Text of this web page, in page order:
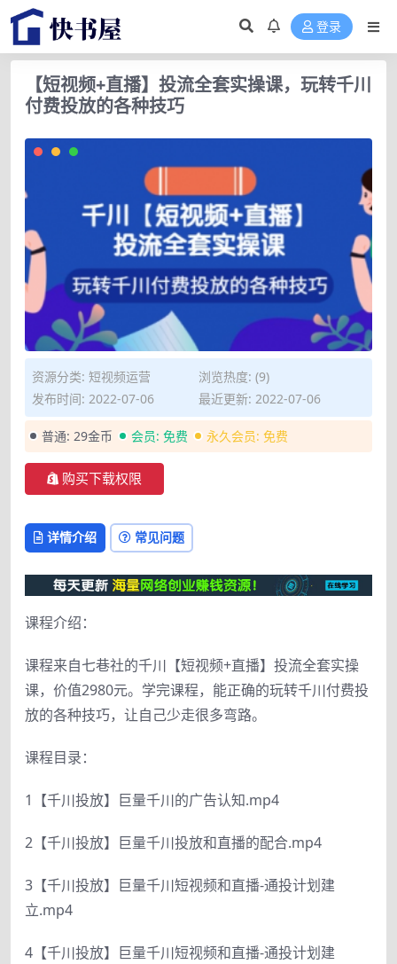
登录
【短视频+直播】投流全套实操课，玩转千川
付费投放的各种技巧
资源分类: 短视频运营
浏览热度: (9)
发布时间: 2022-07-06
最近更新: 2022-07-06
普通: 29金币 会员: 免费 永久会员: 免费
购买下载权限
详情介绍 常见问题
课程介绍：
课程来自七巷社的千川【短视频+直播】投流全套实操
课，价值2980元。学完课程，能正确的玩转千川付费投
放的各种技巧，让自己少走很多弯路。
课程目录：
1【千川投放】巨量千川的广告认知.mp4
2【千川投放】巨量千川投放和直播的配合.mp4
3【千川投放】巨量千川短视频和直播-通投计划建
立.mp4
4【千川投放】巨量千川短视频和直播-通投计划建